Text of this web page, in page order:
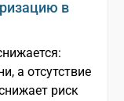
в
а отсутствие
риск